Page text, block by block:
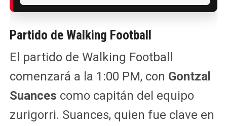
Partido de Walking Football
El partido de Walking Football
comenzará a la 1:00 PM, con Gontzal
Suances como capitán del equipo
zurigorri. Suances, quien fue clave en